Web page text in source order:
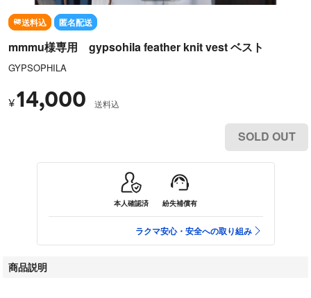
送料込 匿名配送
mmmu様専用 gypsohila feather knit vest ベスト
GYPSOPHILA
¥14,000 送料込
SOLD OUT
本人確認済 紛失補償有
ラクマ安心・安全への取り組み
商品説明